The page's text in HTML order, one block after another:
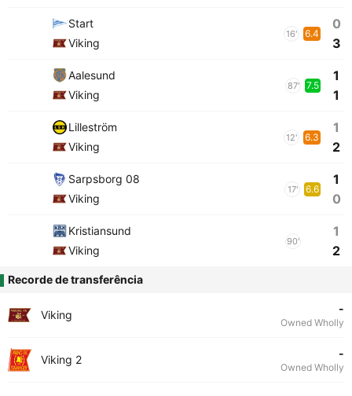
Start
Viking
16' 6.4
0
3
Aalesund
Viking
87' 7.5
1
1
Lilleström
Viking
12' 6.3
1
2
Sarpsborg 08
Viking
17' 6.6
1
0
Kristiansund
Viking
90'
1
2
Recorde de transferência
Viking -
Owned Wholly
Viking 2 -
Owned Wholly